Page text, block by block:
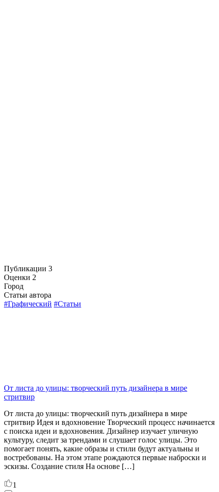
Публикации 3
Оценки 2
Город
Статьи автора
#Графический #Статьи
От листа до улицы: творческий путь дизайнера в мире
стритвир
От листа до улицы: творческий путь дизайнера в мире
стритвир Идея и вдохновение Творческий процесс начинается
с поиска идеи и вдохновения. Дизайнер изучает уличную
культуру, следит за трендами и слушает голос улицы. Это
помогает понять, какие образы и стили будут актуальны и
востребованы. На этом этапе рождаются первые наброски и
эскизы. Создание стиля На основе […]
1